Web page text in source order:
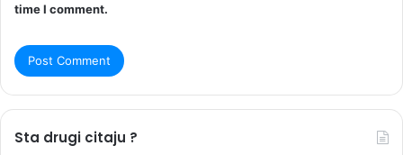
time I comment.
Sta drugi citaju ?